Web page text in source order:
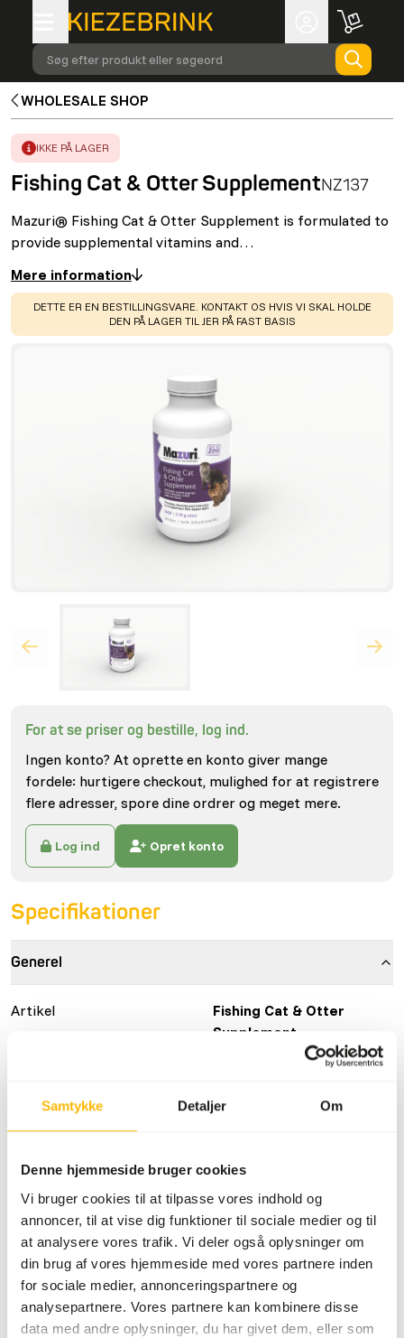
Samtykke Detaljer Om
Denne hjemmeside bruger cookies
Vi bruger cookies til at tilpasse vores indhold og
annoncer, til at vise dig funktioner til sociale medier og til
at analysere vores trafik. Vi deler også oplysninger om
din brug af vores hjemmeside med vores partnere inden
for sociale medier, annonceringspartnere og
analysepartnere. Vores partnere kan kombinere disse
data med andre oplysninger, du har givet dem, eller som
Søg efter produkt eller søgeord
WHOLESALE SHOP
ERROR:
IKKE PÅ LAGER
Fishing Cat & Otter SupplementNZ137
Mazuri® Fishing Cat & Otter Supplement is formulated to
provide supplemental vitamins and…
Mere information
WARNING
DETTE ER EN BESTILLINGSVARE. KONTAKT OS HVIS VI SKAL HOLDE
DEN PÅ LAGER TIL JER PÅ FAST BASIS
For at se priser og bestille, log ind.
Ingen konto? At oprette en konto giver mange
fordele: hurtigere checkout, mulighed for at registrere
flere adresser, spore dine ordrer og meget mere.
Log ind Opret konto
Specifikationer
Generel
Artikel
Fishing Cat & Otter
Supplement
Salgsenhed
6 x 400 tabletter
Lagerstatus
Mærke Mazuri
Ernæringsråd